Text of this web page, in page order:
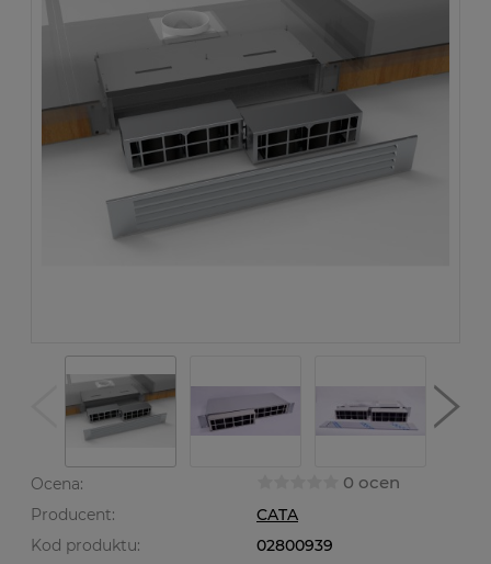
Ocena: 0 ocen
Producent:
CATA
Kod produktu:
02800939